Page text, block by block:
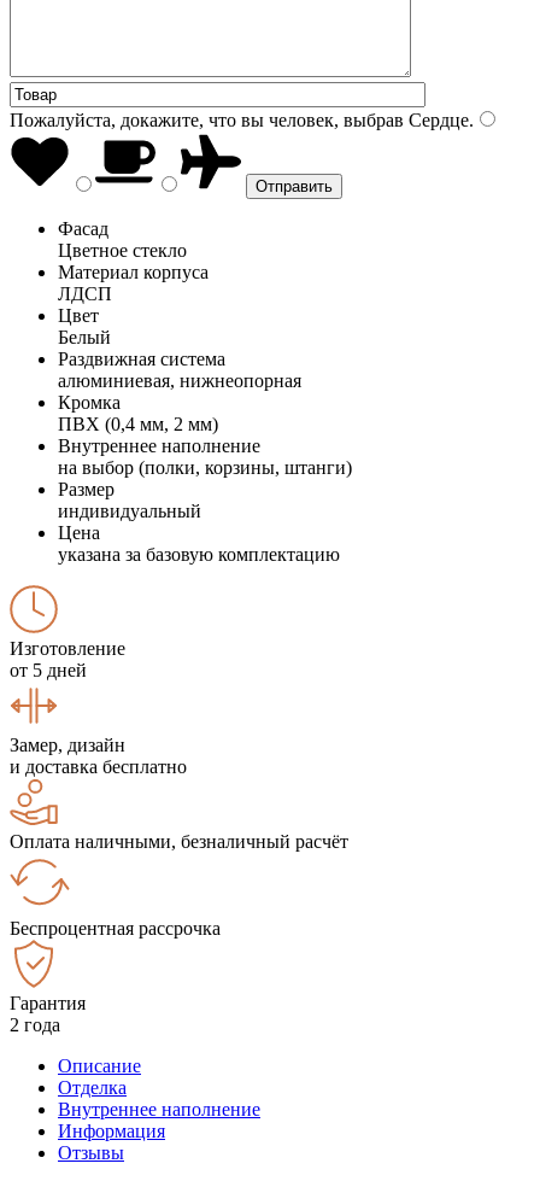
Пожалуйста, докажите, что вы человек, выбрав Сердце.
Фасад
Цветное стекло
Материал корпуса
ЛДСП
Цвет
Белый
Раздвижная система
алюминиевая, нижнеопорная
Кромка
ПВХ (0,4 мм, 2 мм)
Внутреннее наполнение
на выбор (полки, корзины, штанги)
Размер
индивидуальный
Цена
указана за базовую комплектацию
Изготовление
от 5 дней
Замер, дизайн
и доставка бесплатно
Оплата наличными, безналичный расчёт
Беспроцентная рассрочка
Гарантия
2 года
Описание
Отделка
Внутреннее наполнение
Информация
Отзывы